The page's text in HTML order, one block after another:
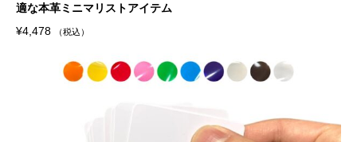
適な本革ミニマリストアイテム
¥4,478 （税込）